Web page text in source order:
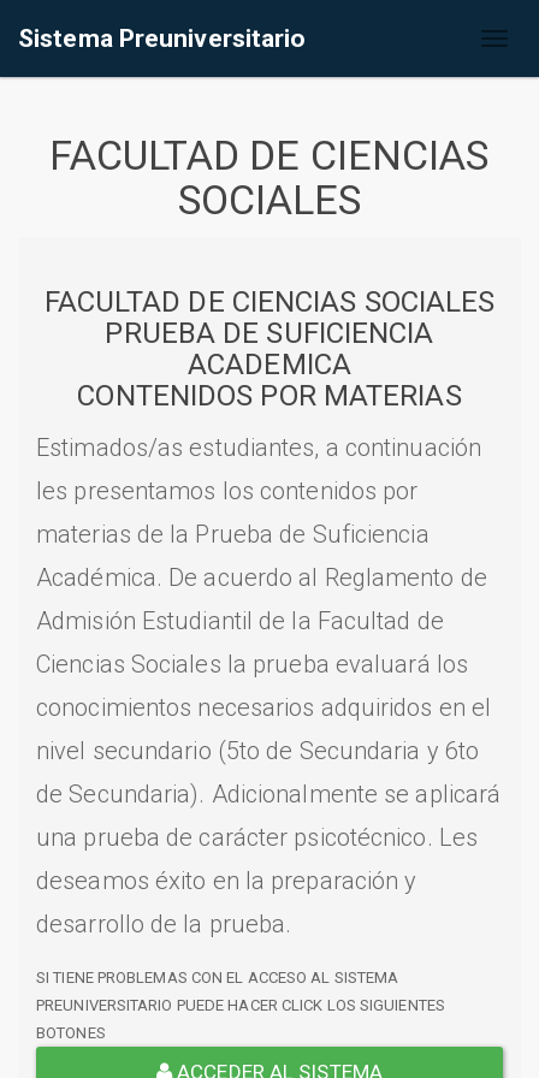
Sistema Preuniversitario
FACULTAD DE CIENCIAS
SOCIALES
FACULTAD DE CIENCIAS SOCIALES
PRUEBA DE SUFICIENCIA
ACADEMICA
CONTENIDOS POR MATERIAS
Estimados/as estudiantes, a continuación
les presentamos los contenidos por
materias de la Prueba de Suficiencia
Académica. De acuerdo al Reglamento de
Admisión Estudiantil de la Facultad de
Ciencias Sociales la prueba evaluará los
conocimientos necesarios adquiridos en el
nivel secundario (5to de Secundaria y 6to
de Secundaria). Adicionalmente se aplicará
una prueba de carácter psicotécnico. Les
deseamos éxito en la preparación y
desarrollo de la prueba.
SI TIENE PROBLEMAS CON EL ACCESO AL SISTEMA
PREUNIVERSITARIO PUEDE HACER CLICK LOS SIGUIENTES
BOTONES
ACCEDER AL SISTEMA